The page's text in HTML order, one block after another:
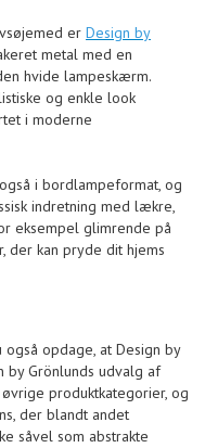
er Design by
metal med en
hvide lampeskærm.
og enkle look
i moderne
også i bordlampeformat, og
indretning med lækre,
eksempel glimrende på
kan pryde dit hjems
også opdage, at Design by
Grönlunds udvalg af
produktkategorier, og
der blandt andet
såvel som abstrakte